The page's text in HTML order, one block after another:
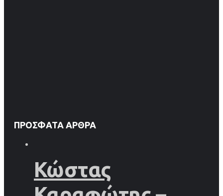
ΠΡΌΣΦΑΤΑ ΆΡΘΡΑ
Κώστας